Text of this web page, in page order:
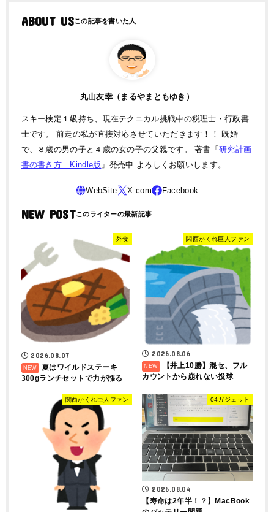
ABOUT US
丸山友幸（まるやまともゆき）
スキー検定１級持ち、現在テクニカル挑戦中の税理士・行政書
士です。 前走の私が直接対応させていただきます！！ 既婚
で、８歳の男の子と４歳の女の子の父親です。 著書「研究計画
書の書き方 Kindle版 」発売中 よろしくお願いします。
NEW POST
外食
2026.08.07
夏はワイルドステーキ
300gランチセットで力が漲る
関西かくれ巨人ファン
2026.08.06
【井上10勝】混セ、フル
カウントから崩れない投球
関西かくれ巨人ファン 04ガジェット
2026.08.04
【寿命は2年半！？】MacBook